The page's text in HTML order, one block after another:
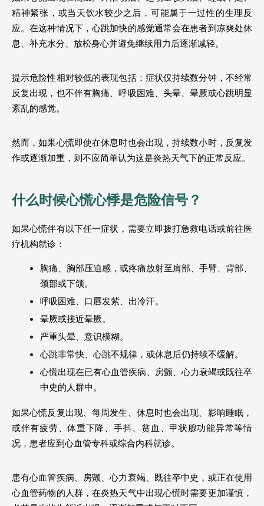
精神紧张，或当天饮水较少之后，可能属于一过性的生理反
应。在这种情况下，心跳加快的感觉通常会在患者到凉爽处休
息、补充水分、放松身心并避免继续用力后逐渐减轻。
提示危险性相对较低的表现包括：症状仅持续数分钟，不经常
反复出现，也不伴有胸痛、呼吸困难、头晕、晕厥或心跳明显
紊乱的感觉。
然而，如果心慌即使在休息时也会出现，持续数小时，反复发
作或逐渐加重，则不应简单认为这是炎热天气下的正常反应。
什么时候心慌心悸是危险信号？
如果心慌伴有以下任一症状，需要立即拨打急救电话或前往医
疗机构就诊：
胸痛、胸部压迫感，或疼痛放射至肩部、手臂、背部、
颈部或下颌。
呼吸困难、口唇发紫、出冷汗。
晕厥或接近晕厥。
严重头晕、意识模糊。
心跳非常快、心跳不规律，或休息后仍持续不缓解。
心慌出现在已有心血管疾病、房颤、心力衰竭或既往卒
中史的人群中。
如果心慌反复出现、每周发生、休息时也会出现、影响睡眠，
或伴有疲劳、体重下降、手抖、贫血、甲状腺功能异常等情
况，患者应到心血管专科或综合内科就诊。
患有心血管疾病、房颤、心力衰竭、既往卒中史，或正在使用
心血管药物的人群，在炎热天气中出现心慌时需要更加谨慎，